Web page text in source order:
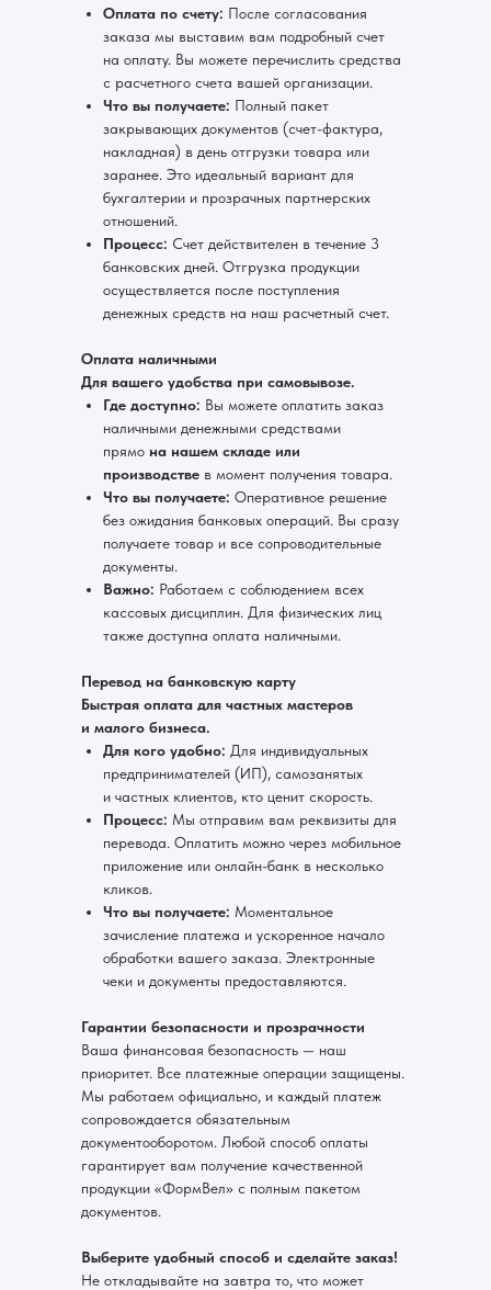
Оплата по счету: После согласования
заказа мы выставим вам подробный счет
на оплату. Вы можете перечислить средства
с расчетного счета вашей организации.
Что вы получаете: Полный пакет
закрывающих документов (счет-фактура,
накладная) в день отгрузки товара или
заранее. Это идеальный вариант для
бухгалтерии и прозрачных партнерских
отношений.
Процесс: Счет действителен в течение 3
банковских дней. Отгрузка продукции
осуществляется после поступления
денежных средств на наш расчетный счет.
Оплата наличными
Для вашего удобства при самовывозе.
Где доступно: Вы можете оплатить заказ
наличными денежными средствами
прямо на нашем складе или
производстве в момент получения товара.
Что вы получаете: Оперативное решение
без ожидания банковых операций. Вы сразу
получаете товар и все сопроводительные
документы.
Важно: Работаем с соблюдением всех
кассовых дисциплин. Для физических лиц
также доступна оплата наличными.
Перевод на банковскую карту
Быстрая оплата для частных мастеров
и малого бизнеса.
Для кого удобно: Для индивидуальных
предпринимателей (ИП), самозанятых
и частных клиентов, кто ценит скорость.
Процесс: Мы отправим вам реквизиты для
перевода. Оплатить можно через мобильное
приложение или онлайн-банк в несколько
кликов.
Что вы получаете: Моментальное
зачисление платежа и ускоренное начало
обработки вашего заказа. Электронные
чеки и документы предоставляются.
Гарантии безопасности и прозрачности
Ваша финансовая безопасность — наш
приоритет. Все платежные операции защищены.
Мы работаем официально, и каждый платеж
сопровождается обязательным
документооборотом. Любой способ оплаты
гарантирует вам получение качественной
продукции «ФормВел» с полным пакетом
документов.
Выберите удобный способ и сделайте заказ!
Не откладывайте на завтра то, что может